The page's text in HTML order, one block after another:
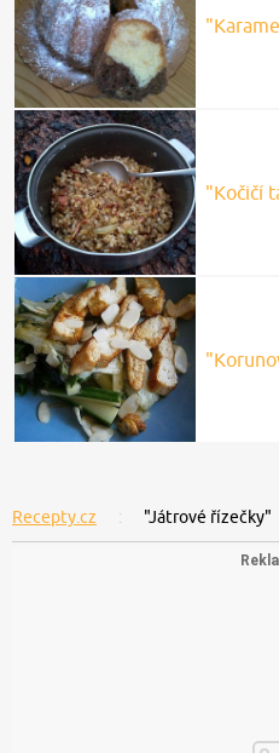
"Kočičí
Recepty.cz "Játrové řízečky"